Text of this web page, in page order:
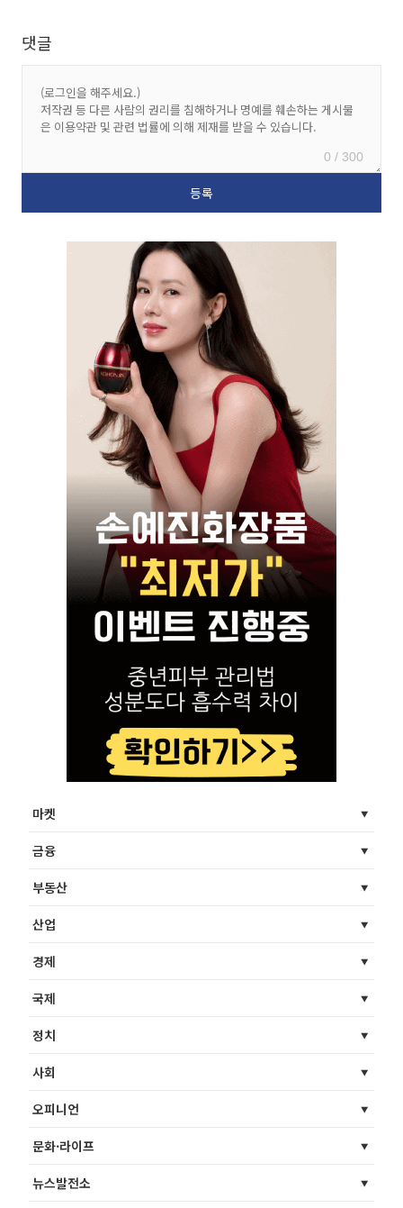
댓글
0 / 300
마켓
금융
부동산
산업
경제
국제
정치
사회
오피니언
문화·라이프
뉴스발전소